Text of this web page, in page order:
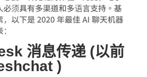
必须具有多渠道和多语言支持。基
以下是 2020 年最佳 AI 聊天机器
消息传递 (以前
)